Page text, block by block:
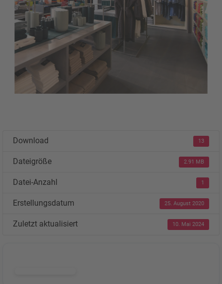
Download 13
Dateigröße 2.91 MB
Datei-Anzahl 1
Erstellungsdatum 25. August 2020
Zuletzt aktualisiert 10. Mai 2024